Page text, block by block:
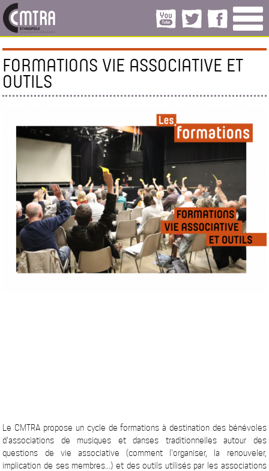
FORMATIONS VIE ASSOCIATIVE ET
OUTILS
Le CMTRA propose un cycle de formations à destination des bénévoles
d'associations de musiques et danses traditionnelles autour des
questions de vie associative (comment l'organiser, la renouveler,
implication de ses membres...) et des outils utilisés par les associations